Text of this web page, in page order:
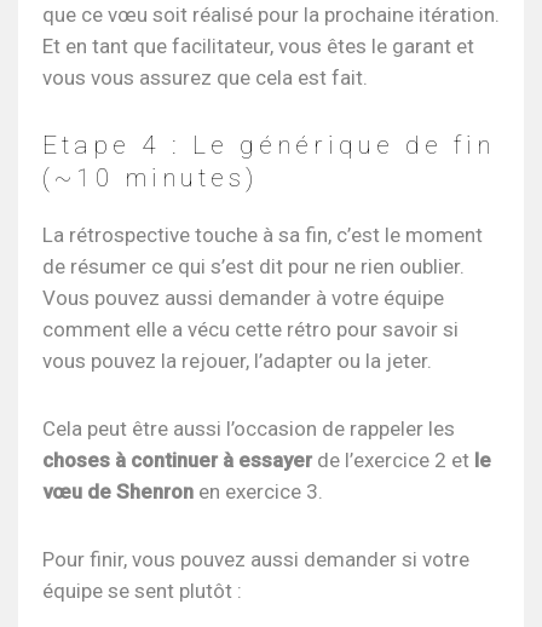
que ce vœu soit réalisé pour la prochaine itération.
Et en tant que facilitateur, vous êtes le garant et
vous vous assurez que cela est fait.
Etape 4 : Le générique de fin
(~10 minutes)
La rétrospective touche à sa fin, c’est le moment
de résumer ce qui s’est dit pour ne rien oublier.
Vous pouvez aussi demander à votre équipe
comment elle a vécu cette rétro pour savoir si
vous pouvez la rejouer, l’adapter ou la jeter.
Cela peut être aussi l’occasion de rappeler les
choses à continuer à essayer de l’exercice 2 et le
vœu de Shenron en exercice 3.
Pour finir, vous pouvez aussi demander si votre
équipe se sent plutôt :